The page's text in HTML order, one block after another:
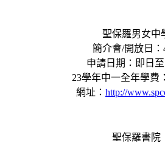
聖保羅男女中
簡介會/開放日：
申請日期：即日至
23學年中一全年學費
網址： http://
聖保羅書院